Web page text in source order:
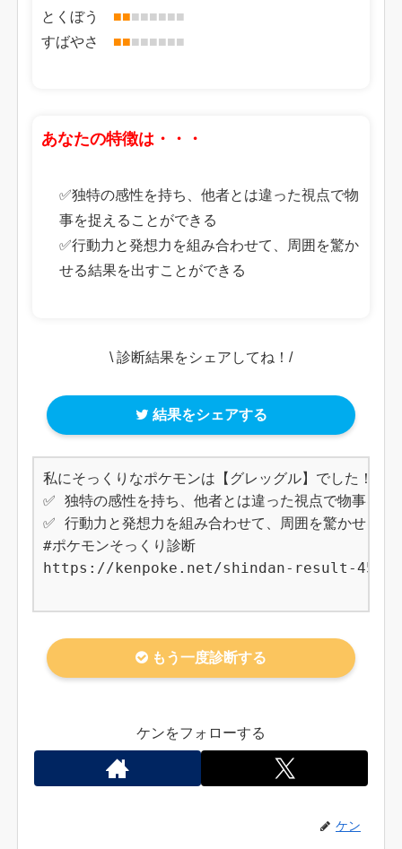
とくぼう ■■■■■■■■
すばやさ ■■■■■■■■
あなたの特徴は・・・
✅独特の感性を持ち、他者とは違った視点で物
事を捉えることができる
✅行動力と発想力を組み合わせて、周囲を驚か
せる結果を出すことができる
\ 診断結果をシェアしてね！/
結果をシェアする
私にそっくりなポケモンは【グレッグル】でした！
✅ 独特の感性を持ち、他者とは違った視点で物事を捉
✅ 行動力と発想力を組み合わせて、周囲を驚かせる結
#ポケモンそっくり診断
https://kenpoke.net/shindan-result-453
もう一度診断する
ケンをフォローする
ケン